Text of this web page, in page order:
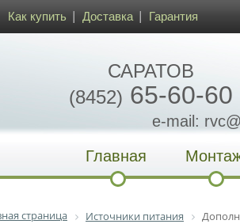
Как купить Доставка Гарантия
САРАТОВ
(8452) 65-60-60
e-mail:
Главная
страница Источники питания